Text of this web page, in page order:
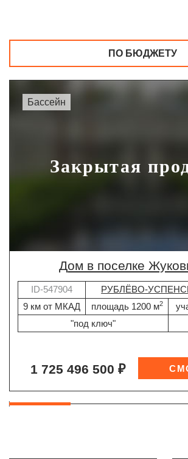
ПО БЮДЖЕТУ
бассейн
Закрытая
дом в поселке
ID-547904
РУБЛЁВО-
9 км от МКАД
площадь 1200 м2
"под ключ"
1 725 496 500 ₽